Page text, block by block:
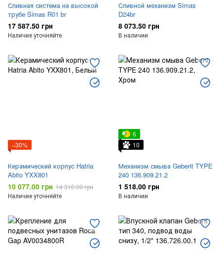
Сливная система на высокой
трубе Simas R01 br
17 587.50 грн
Наличие уточняйте
Сливной механизм Simas
D24br
8 073.50 грн
В наличии
−30%
Керамический корпус Hatria
Abito YXX801
10 077.00 грн 14 310.00 грн
Наличие уточняйте
6
10
Механизм смыва Geberit TYPE
240 136.909.21.2
1 518.00 грн
В наличии